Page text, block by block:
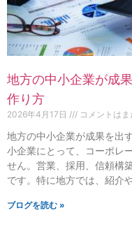
地方の中小企業が成
作り方
2026年4月17日 コメントは
地方の中小企業が成果を出
小企業にとって、コーポレ
せん。営業、採用、信頼構
です。特に地方では、紹介
ブログを読む »